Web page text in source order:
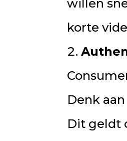
willen
korte
Denk
Dit geldt